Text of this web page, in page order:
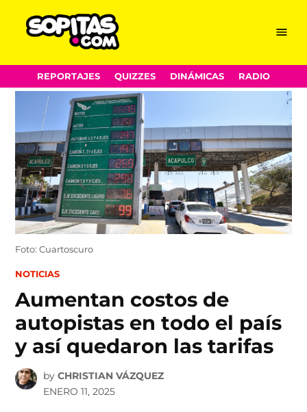
Skip
to
content
Menu
REPORTAJES QUIZZES DINÁMICAS RADIO
Foto: Cuartoscuro
POSTED
NOTICIAS
Aumentan costos de
autopistas en todo el país
y así quedaron las tarifas
by CHRISTIAN VÁZQUEZ
ENERO 11, 2025